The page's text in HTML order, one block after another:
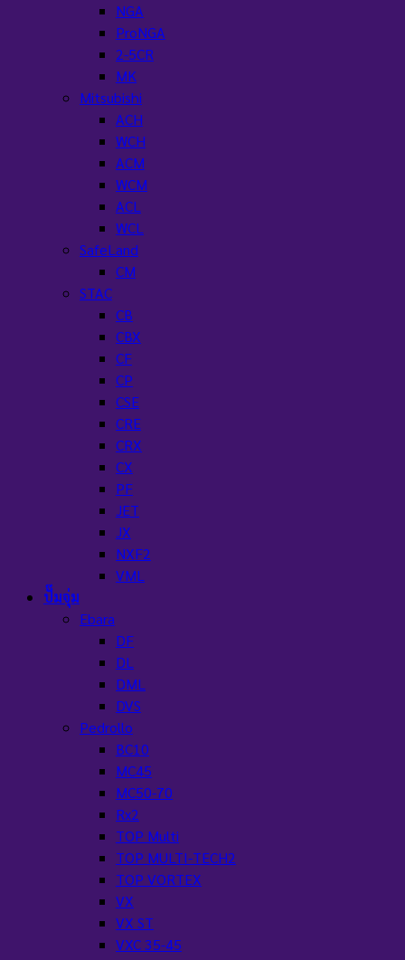
NGA
ProNGA
2-5CR
MK
Mitsubishi
ACH
WCH
ACM
WCM
ACL
WCL
SafeLand
CM
STAC
CB
CBX
CF
CP
CSE
CRE
CRX
CX
PF
JET
JX
NXF2
VML
ปั๊มจุ่ม
Ebara
DF
DL
DML
DVS
Pedrollo
BC10
MC45
MC50-70
Rx2
TOP Multi
TOP MULTI-TECH2
TOP VORTEX
VX
VX ST
VXC 35-45